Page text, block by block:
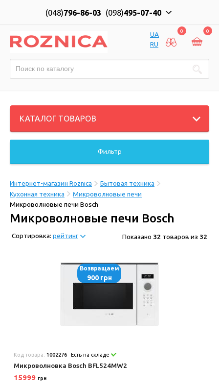
(048)796-86-03 (098)495-07-40
UA
RU
0 0
КАТАЛОГ ТОВАРОВ
Фильтр
Интернет-магазин Roznica
Бытовая техника
Кухонная техника
Микроволновые печи
Микроволновые печи Bosch
Микроволновые печи Bosch
Сортировка: рейтинг Показано 32 товаров из 32
Возвращаем
900 грн
Код товара: 1002276 Есть на складе
Микроволновка Bosch BFL524MW2
15999 грн